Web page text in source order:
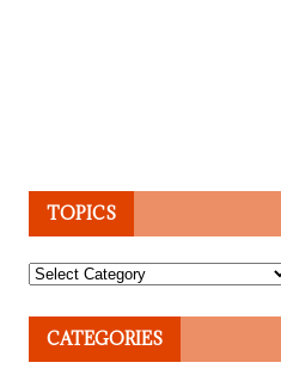
TOPICS
Topics
CATEGORIES